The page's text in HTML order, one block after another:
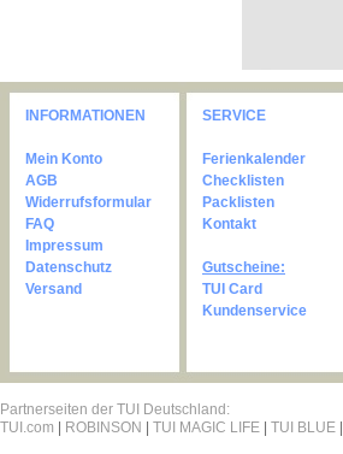
INFORMATIONEN
Mein Konto
AGB
Widerrufsformular
FAQ
Impressum
Datenschutz
Versand
SERVICE
Ferienkalender
Checklisten
Packlisten
Kontakt
Gutscheine:
TUI Card
Kundenservice
Partnerseiten der TUI Deutschland:
TUI.com
ROBINSON TUI MAGIC LIFE TUI BLUE